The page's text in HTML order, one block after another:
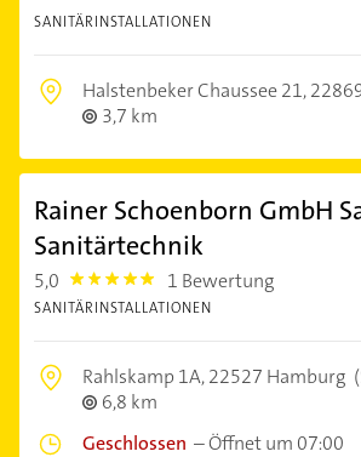
SANITÄRINSTALLATIONEN
Halstenbeker Chaussee 21,
3,7 km
Rainer Schoenborn GmbH
Sanitärtechnik
5,0 5.0 1 Bewertung
SANITÄRINSTALLATIONEN
Rahlskamp 1A,22527 Hamburg
6,8 km
Geschlossen –Öffnet um 07:00